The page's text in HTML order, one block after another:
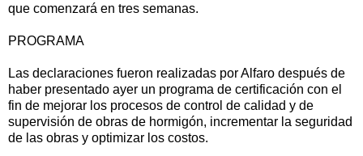
que comenzará en tres semanas.
PROGRAMA
Las declaraciones fueron realizadas por Alfaro después de
haber presentado ayer un programa de certificación con el
fin de mejorar los procesos de control de calidad y de
supervisión de obras de hormigón, incrementar la seguridad
de las obras y optimizar los costos.